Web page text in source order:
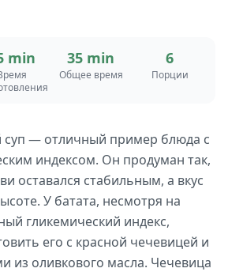
min 35 min
Общее время
6
Порции
суп — отличный пример блюда с
индексом. Он продуман так,
оставался стабильным, а вкус
У батата, несмотря на
гликемический индекс,
его с красной чечевицей и
из оливкового масла. Чечевица